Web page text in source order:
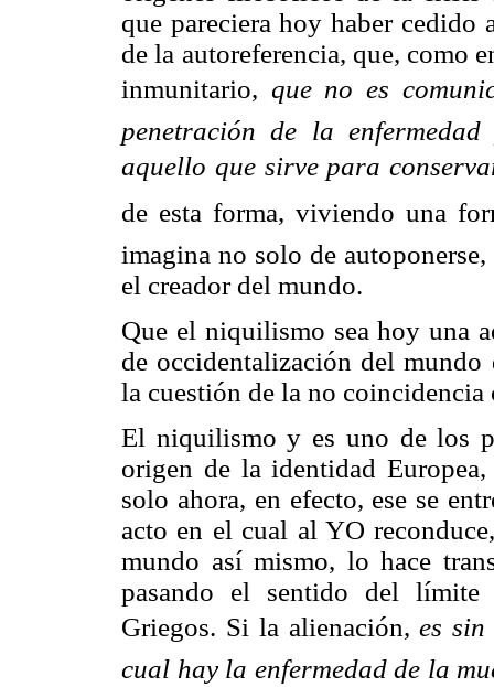
que pareciera hoy haber cedido
de la autoreferencia, que, como
inmunitario,  que no es
penetración de la
aquello que sirve para
de esta forma, viviendo una
imagina no solo de autoponerse,
el creador del mundo.
Que el niquilismo sea hoy una
de occidentalización del mundo
la cuestión de la no
El niquilismo y es uno de los
origen de la identidad
solo ahora, en efecto, ese se
acto en el cual al YO
mundo así mismo, lo hace
pasando el sentido del límite
Griegos. Si la alienación, es
cual hay la enfermedad de la